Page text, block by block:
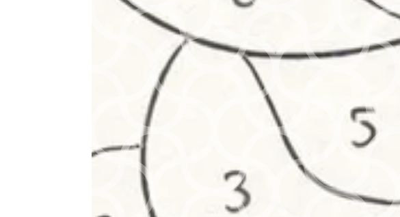
Les sorties
Hachette Heroes
– Mars 2026
Sorties Hachette /
Sélection du mois
: 5 livres à ne pas
manquer
Filtrer par
marques